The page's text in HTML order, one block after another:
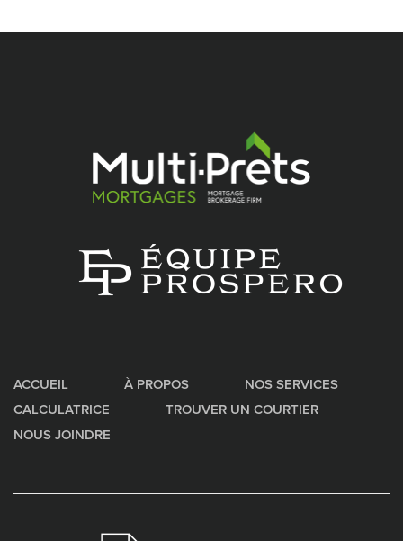
ACCUEIL À PROPOS
NOS SERVICES
CALCULATRICE
TROUVER UN COURTIER
NOUS JOINDRE